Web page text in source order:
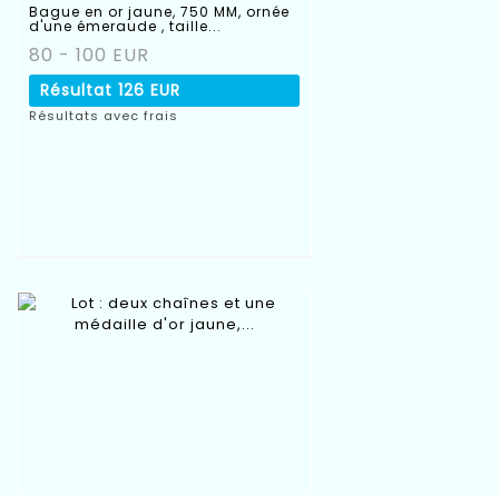
Bague en or jaune, 750 MM, ornée
d'une émeraude , taille...
80 - 100 EUR
Résultat 126 EUR
Résultats avec frais